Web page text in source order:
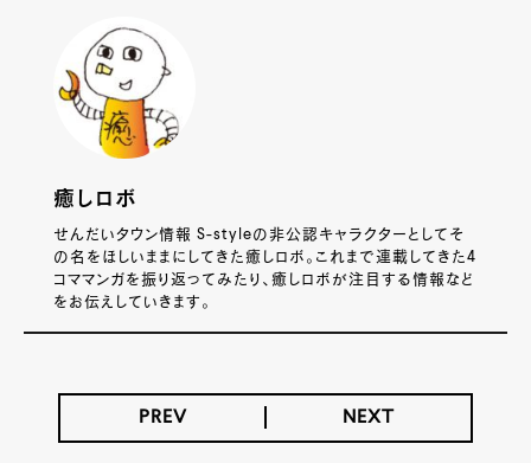
癒しロボ
せんだいタウン情報 S-styleの非公認キャラクターとしてそ
の名をほしいままにしてきた癒しロボ。これまで連載してきた4
コママンガを振り返ってみたり、癒しロボが注目する情報など
をお伝えしていきます。
PREV NEXT